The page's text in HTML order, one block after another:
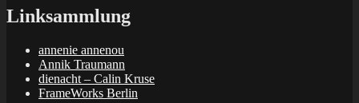
Linksammlung
annenie annenou
Annik Traumann
dienacht – Calin Kruse
FrameWorks Berlin